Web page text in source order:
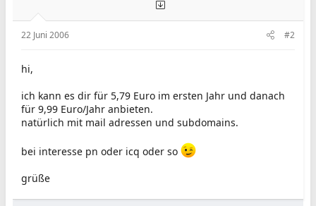
22 Juni 2006 #2
hi,
ich kann es dir für 5,79 Euro im ersten Jahr und danach
für 9,99 Euro/Jahr anbieten.
natürlich mit mail adressen und subdomains.
bei interesse pn oder icq oder so
grüße